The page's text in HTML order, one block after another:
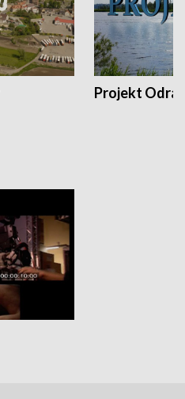
Projekt Odra